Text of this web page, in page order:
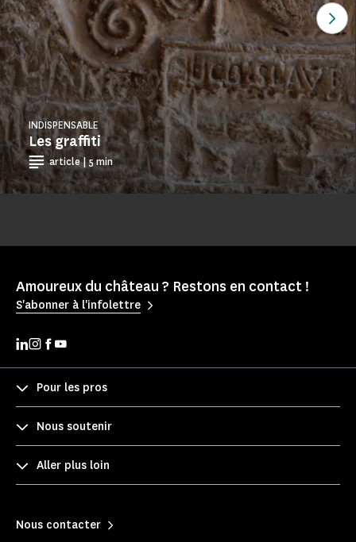
Les graffiti
INDISPENSABLE
article | 5 min
Amoureux du château ? Restons en contact !
S'abonner à l'infolettre
Pour les pros
Nous soutenir
Aller plus loin
Nous contacter